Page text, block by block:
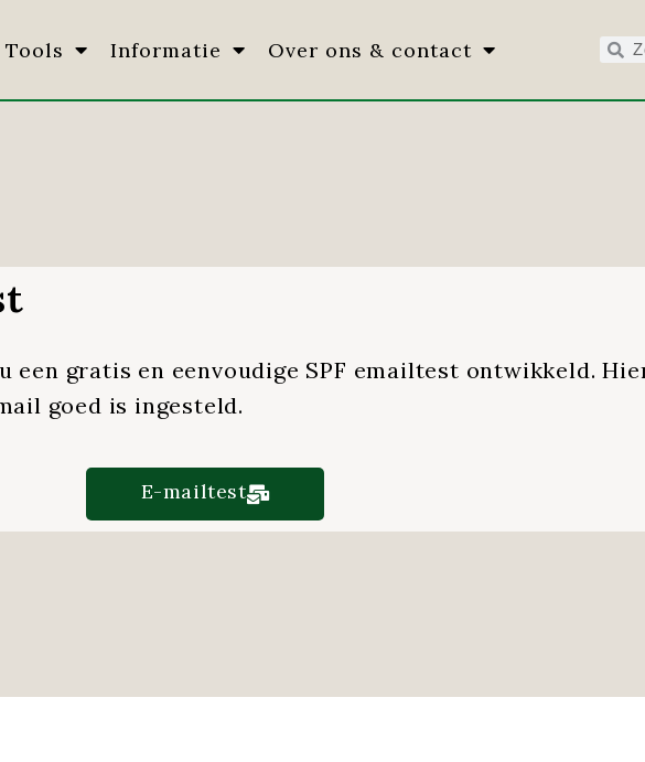
Tools Informatie Over ons & contact
een gratis en eenvoudige SPF emailtest ontwikkeld.
goed is ingesteld.
E-mailtest